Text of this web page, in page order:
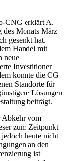
CNG erklärt A.
des Monats März
gesenkt hat.
Handel mit
neue
Investitionen
konnte die OG
Standorte für
Lösungen
beiträgt.
Abkehr vom
zum Zeitpunkt
heute nicht
an den
ist